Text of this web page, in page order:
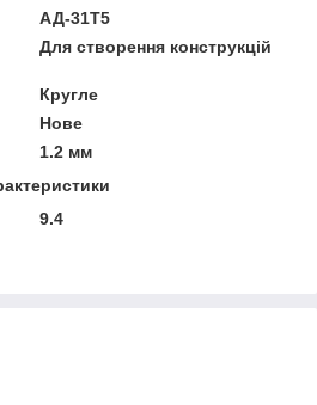
АД-31Т5
Для створення конструкцій
Кругле
Нове
1.2 мм
9.4